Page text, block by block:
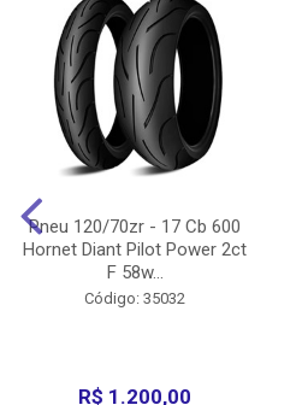
Pneu 120/70zr - 17 Cb 600
Hornet Diant Pilot Power 2ct
F 58w...
Código: 35032
R$ 1.200,00